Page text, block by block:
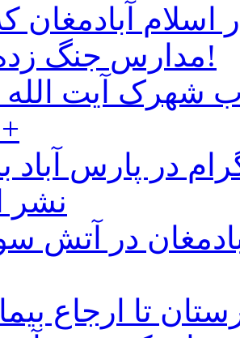
آبادمغان
مدارس جنگ زده است!
شهرک آیت الله
در پارس آباد
نشر
در آتش
تا ارجاع